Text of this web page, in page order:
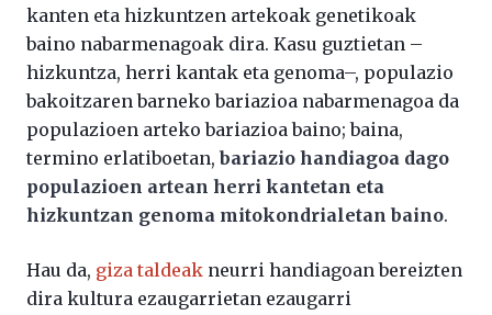
kanten eta hizkuntzen artekoak genetikoak
baino nabarmenagoak dira. Kasu guztietan –
hizkuntza, herri kantak eta genoma–, populazio
bakoitzaren barneko bariazioa nabarmenagoa da
populazioen arteko bariazioa baino; baina,
termino erlatiboetan,bariazio handiagoa dago
populazioen artean herri kantetan eta
hizkuntzan genoma mitokondrialetan baino.
Hau da, giza taldeak neurri handiagoan bereizten
dira kultura ezaugarrietan ezaugarri